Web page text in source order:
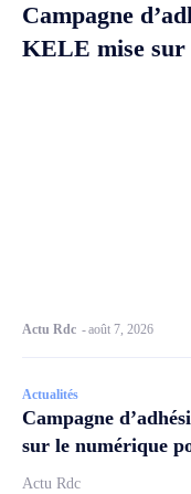
Campagne
KELE mise sur
Actu Rdc -août 7, 2026
Actualités
Campagne
sur le numérique
Actu Rdc